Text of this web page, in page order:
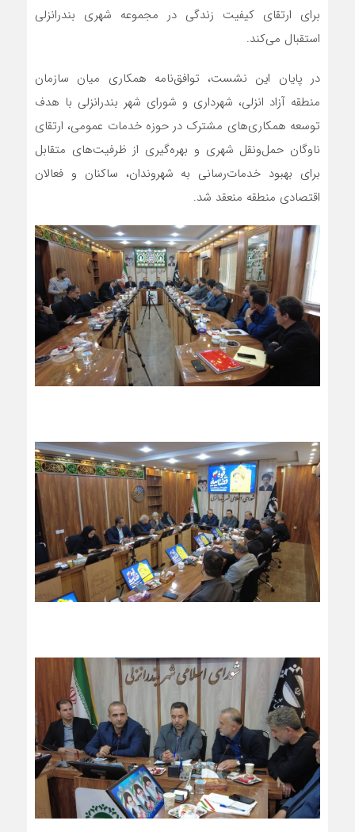
برای ارتقای کیفیت زندگی در مجموعه شهری بندرانزلی
استقبال می‌کند.
در پایان این نشست، توافق‌نامه همکاری میان سازمان
منطقه آزاد انزلی، شهرداری و شورای شهر بندرانزلی با هدف
توسعه همکاری‌های مشترک در حوزه خدمات عمومی، ارتقای
ناوگان حمل‌ونقل شهری و بهره‌گیری از ظرفیت‌های متقابل
برای بهبود خدمات‌رسانی به شهروندان، ساکنان و فعالان
اقتصادی منطقه منعقد شد.